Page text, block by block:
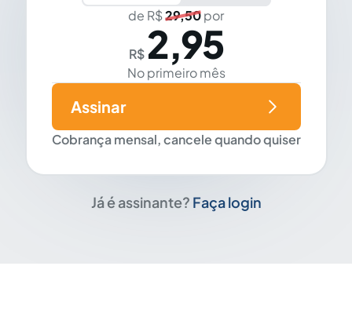
de R$29,50por
R$ 2,95
No primeiro mês
Cobrança mensal, cancele quando quiser
Assinar
Já é assinante? Faça login